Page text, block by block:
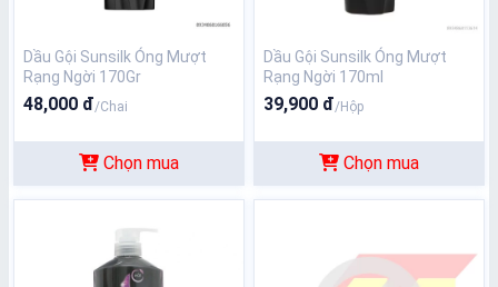
Dầu Gội Sunsilk Óng Mượt
Rạng Ngời 170Gr
48,000 đ/Chai
Chọn mua
Dầu Gội Sunsilk Óng Mượt
Rạng Ngời 170ml
39,900 đ/Hộp
Chọn mua